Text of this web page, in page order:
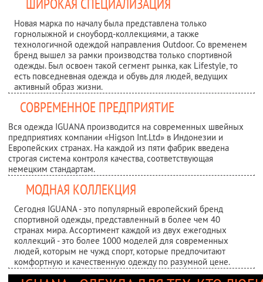
ШИРОКАЯ СПЕЦИАЛИЗАЦИЯ
Новая марка по началу была представлена только
горнолыжной и сноуборд-коллекциями, а также
технологичной одеждой направления Outdoor. Со временем
бренд вышел за рамки производства только спортивной
одежды. Был освоен такой сегмент рынка, кaк Lifestyle, то
есть повседневная одежда и обувь для людей, ведущих
активный образ жизни.
СОВРЕМЕННОЕ ПРЕДПРИЯТИЕ
Вся одежда IGUANA производится на современных швейных
предприятиях компании «Higson Int.Ltd» в Индонезии и
Европейских странах. На каждой из пяти фабрик введена
строгая система контроля качества, соответствующая
немецким стандартам.
МОДНАЯ КОЛЛЕКЦИЯ
Сегодня IGUANA - это популярный европейский бренд
спортивной одежды, представленный в более чем 40
странах мира. Ассортимент каждой из двух ежегодных
коллекций - это более 1000 моделей для современных
людей, которым не чужд спорт, которые предпочитают
комфортную и качественную одежду по разумной цене.